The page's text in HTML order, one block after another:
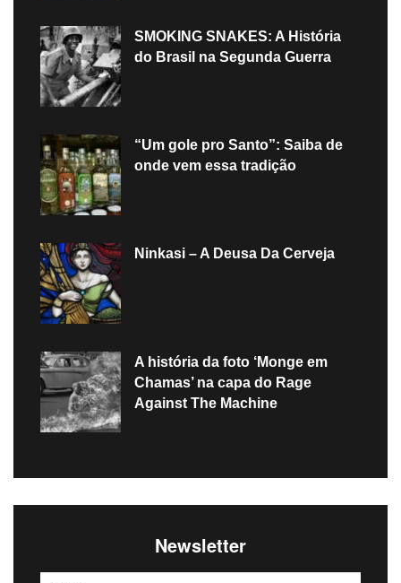
SMOKING SNAKES: A História
do Brasil na Segunda Guerra
“Um gole pro Santo”: Saiba de
onde vem essa tradição
Ninkasi – A Deusa Da Cerveja
A história da foto ‘Monge em
Chamas’ na capa do Rage
Against The Machine
Newsletter